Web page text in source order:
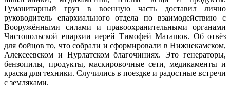
Гуманитарный груз в военную часть доставил лично
руководитель епархиального отдела по взаимодействию с
Вооружёнными силами и правоохранительными органами
Чистопольской епархии иерей Тимофей Маташов. Об отвёз
для бойцов то, что собрали и сформировали в Нижнекамском,
Алексеевском и Нурлатском благочиниях. Это генераторы,
бензопилы, продукты, маскировочные сети, медикаменты и
краска для техники. Случились в поездке и радостные встречи
с земляками.